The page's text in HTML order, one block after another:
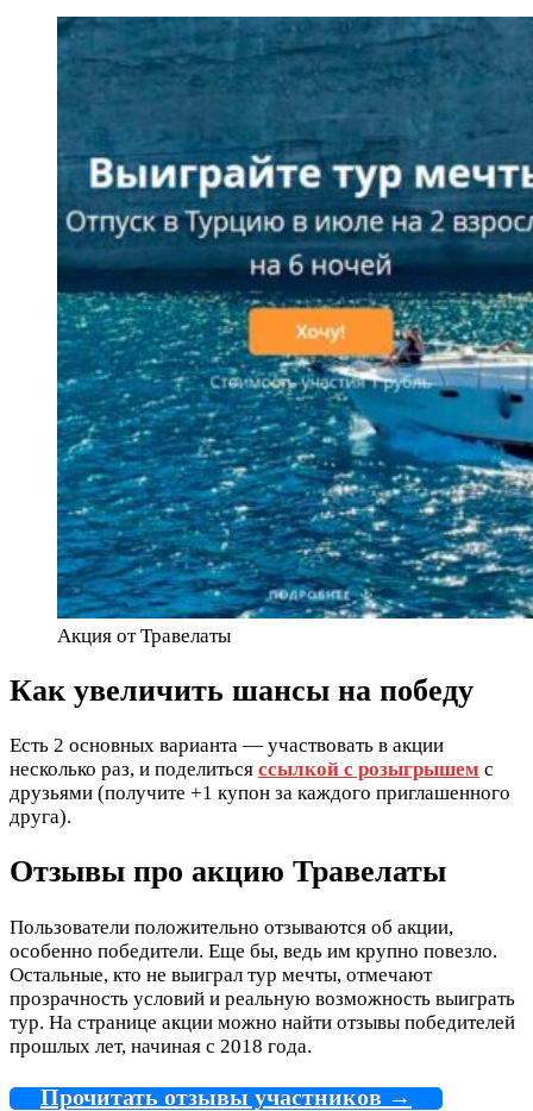
Акция от Травелаты
Как увеличить шансы на победу
Есть 2 основных варианта — участвовать в акции
несколько раз, и поделиться ссылкой с розыгрышем с
друзьями (получите +1 купон за каждого приглашенного
друга).
Отзывы про акцию Травелаты
Пользователи положительно отзываются об акции,
особенно победители. Еще бы, ведь им крупно повезло.
Остальные, кто не выиграл тур мечты, отмечают
прозрачность условий и реальную возможность выиграть
тур. На странице акции можно найти отзывы победителей
прошлых лет, начиная с 2018 года.
Прочитать отзывы участников →